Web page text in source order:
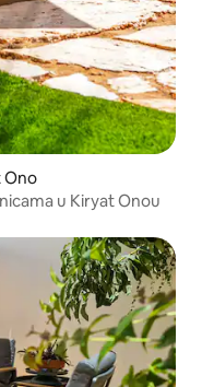
Ono
u Kiryat Onou